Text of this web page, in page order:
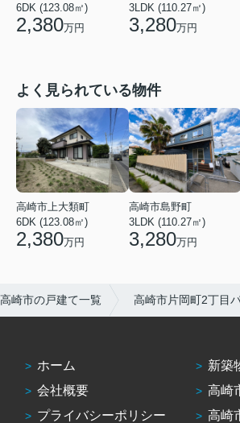
6DK (123.08㎡)
2,380万円
3LDK (110.27㎡)
3,280万円
よく見られている物件
高崎市上大類町
6DK (123.08㎡)
2,380万円
高崎市島野町
3LDK (110.27㎡)
3,280万円
高崎市の戸建て一覧 高崎市片岡町2丁目
ホーム
会社概要
プライバシーポリシー
新築
高崎
高崎